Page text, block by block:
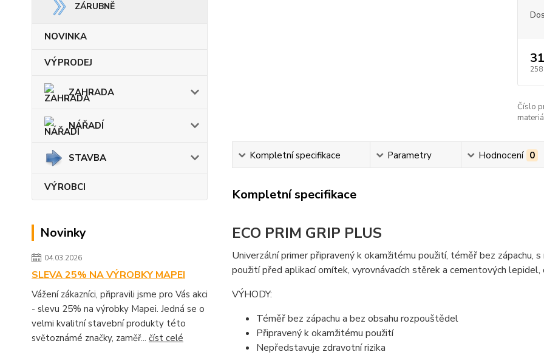
ZÁRUBNĚ
NOVINKA
VÝPRODEJ
ZAHRADA
NÁŘADÍ
STAVBA
VÝROBCI
Novinky
04.03.2026
SLEVA 25% NA VÝROBKY MAPEI
Vážení zákazníci, připravili jsme pro Vás akci
- slevu 25% na výrobky Mapei. Jedná se o
velmi kvalitní stavební produkty této
světoznámé značky, zaměř... číst celé
258
Číslo
Kompletní specifikace Parametry Hodnocení 0
Kompletní specifikace
ECO PRIM GRIP PLUS
Univerzální primer připravený k okamžitému použití, téměř bez zápachu,
použití před aplikací omítek, vyrovnávacích stěrek a cementových
VÝHODY:
Téměř bez zápachu a bez obsahu rozpouštědel
Připravený k okamžitému použití
Nepředstavuje zdravotní rizika